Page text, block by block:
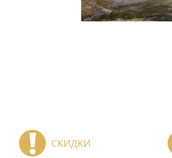
СКИДКИ